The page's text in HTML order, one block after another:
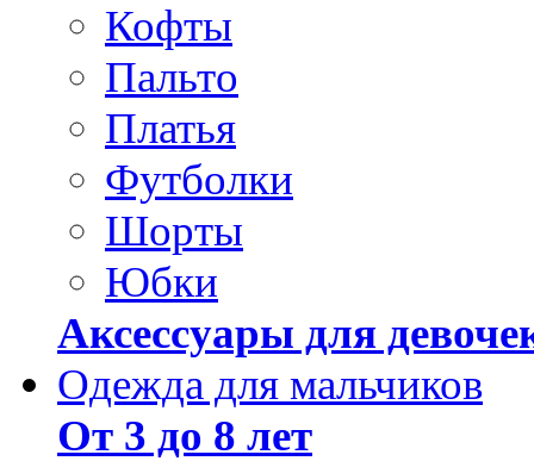
Кофты
Пальто
Платья
Футболки
Шорты
Юбки
Аксессуары для
Одежда для мальчиков
От 3 до 8 лет